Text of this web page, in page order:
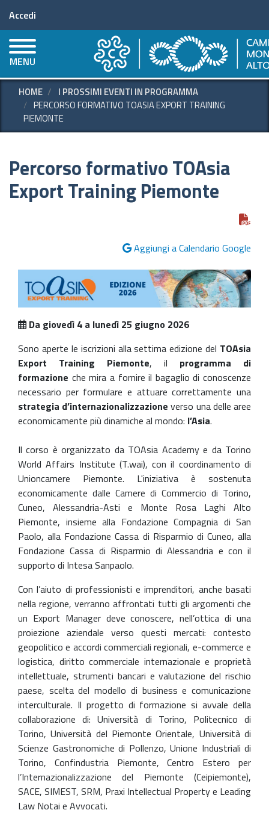
contenuto
principale
Menu profilo utente
Accedi
MENU
HOME
I PROSSIMI EVENTI IN PROGRAMMA
PERCORSO FORMATIVO TOASIA EXPORT TRAINING
PIEMONTE
Percorso formativo TOAsia
Export Training Piemonte
Aggiungi a Calendario Google
Da giovedì 4 a lunedì 25 giugno 2026
Sono aperte le iscrizioni alla settima edizione del TOAsia
Export Training Piemonte, il programma di
formazione che mira a fornire il bagaglio di conoscenze
necessario per formulare e attuare correttamente una
strategia d’internazionalizzazione verso una delle aree
economicamente più dinamiche al mondo: l’Asia.
Il corso è organizzato da TOAsia Academy e da Torino
World Affairs Institute (T.wai), con il coordinamento di
Unioncamere Piemonte. L'iniziativa è sostenuta
economicamente dalle Camere di Commercio di Torino,
Cuneo, Alessandria-Asti e Monte Rosa Laghi Alto
Piemonte, insieme alla Fondazione Compagnia di San
Paolo, alla Fondazione Cassa di Risparmio di Cuneo, alla
Fondazione Cassa di Risparmio di Alessandria e con il
supporto di Intesa Sanpaolo.
Con l’aiuto di professionisti e imprenditori, anche basati
nella regione, verranno affrontati tutti gli argomenti che
un Export Manager deve conoscere, nell’ottica di una
proiezione aziendale verso questi mercati: contesto
geopolitico e accordi commerciali regionali, e-commerce e
logistica, diritto commerciale internazionale e proprietà
intellettuale, strumenti bancari e valutazione del rischio
paese, scelta del modello di business e comunicazione
interculturale. Il progetto di formazione si avvale della
collaborazione di: Università di Torino, Politecnico di
Torino, Università del Piemonte Orientale, Università di
Scienze Gastronomiche di Pollenzo, Unione Industriali di
Torino, Confindustria Piemonte, Centro Estero per
l’Internazionalizzazione del Piemonte (Ceipiemonte),
SACE, SIMEST, SRM, Praxi Intellectual Property e Leading
Law Notai e Avvocati.